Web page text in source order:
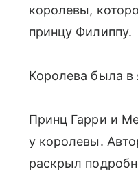
королевы,
принцу Филиппу.
Королева была в
Принц Гарри и
у королевы.
раскрыл